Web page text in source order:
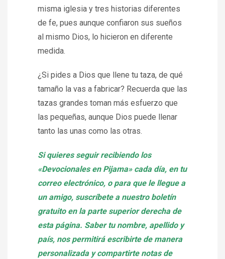
misma iglesia y tres historias diferentes
de fe, pues aunque confiaron sus sueños
al mismo Dios, lo hicieron en diferente
medida.
¿Si pides a Dios que llene tu taza, de qué
tamaño la vas a fabricar? Recuerda que las
tazas grandes toman más esfuerzo que
las pequeñas, aunque Dios puede llenar
tanto las unas como las otras.
Si quieres seguir recibiendo los
«Devocionales en Pijama» cada día, en tu
correo electrónico, o para que le llegue a
un amigo, suscríbete a nuestro boletín
gratuito en la parte superior derecha de
esta página. Saber tu nombre, apellido y
país, nos permitirá escribirte de manera
personalizada y compartirte notas de